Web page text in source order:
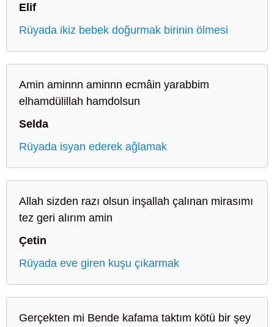
Elif
Rüyada ikiz bebek doğurmak birinin ölmesi
Amin aminnn aminnn ecmâin yarabbim
elhamdülillah hamdolsun
Selda
Rüyada isyan ederek ağlamak
Allah sizden razı olsun inşallah çalınan mirasımı
tez geri alırım amin
Çetin
Rüyada eve giren kuşu çıkarmak
Gerçekten mi Bende kafama taktım kötü bir şey